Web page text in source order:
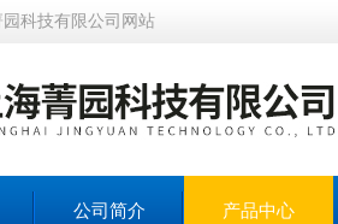
科技有限公司网站
公司简介 产品中心